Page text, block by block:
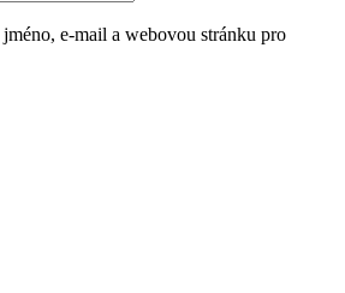
e-mail a webovou stránku pro